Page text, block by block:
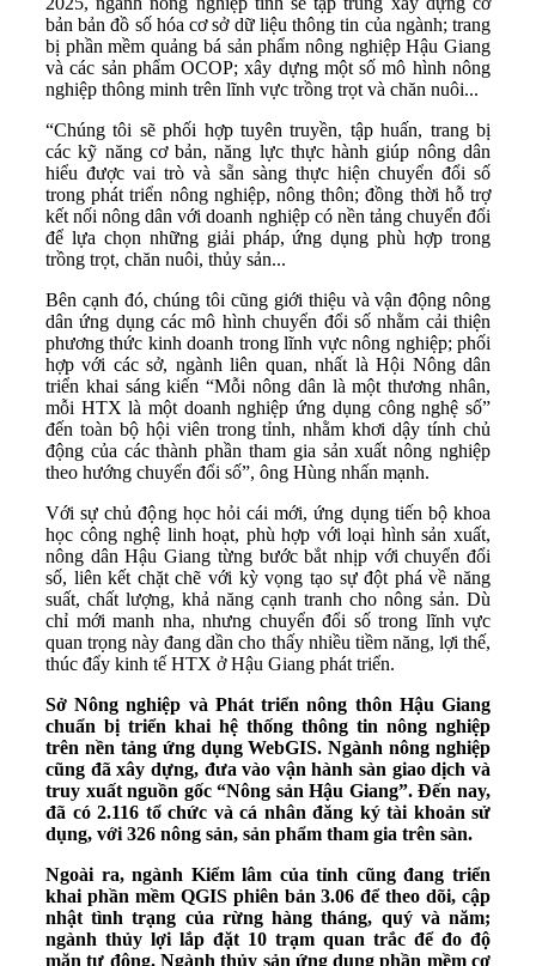
bản bản đồ số hóa cơ sở dữ liệu thông tin của ngành; trang
bị phần mềm quảng bá sản phẩm nông nghiệp Hậu Giang
và các sản phẩm OCOP; xây dựng một số mô hình nông
nghiệp thông minh trên lĩnh vực trồng trọt và chăn nuôi...
“Chúng tôi sẽ phối hợp tuyên truyền, tập huấn, trang bị
các kỹ năng cơ bản, năng lực thực hành giúp nông dân
hiểu được vai trò và sẵn sàng thực hiện chuyển đổi số
trong phát triển nông nghiệp, nông thôn; đồng thời hỗ trợ
kết nối nông dân với doanh nghiệp có nền tảng chuyển đổi
để lựa chọn những giải pháp, ứng dụng phù hợp trong
trồng trọt, chăn nuôi, thủy sản...
Bên cạnh đó, chúng tôi cũng giới thiệu và vận động nông
dân ứng dụng các mô hình chuyển đổi số nhằm cải thiện
phương thức kinh doanh trong lĩnh vực nông nghiệp; phối
hợp với các sở, ngành liên quan, nhất là Hội Nông dân
triển khai sáng kiến “Mỗi nông dân là một thương nhân,
mỗi HTX là một doanh nghiệp ứng dụng công nghệ số”
đến toàn bộ hội viên trong tỉnh, nhằm khơi dậy tính chủ
động của các thành phần tham gia sản xuất nông nghiệp
theo hướng chuyển đổi số”, ông Hùng nhấn mạnh.
Với sự chủ động học hỏi cái mới, ứng dụng tiến bộ khoa
học công nghệ linh hoạt, phù hợp với loại hình sản xuất,
nông dân Hậu Giang từng bước bắt nhịp với chuyển đổi
số, liên kết chặt chẽ với kỳ vọng tạo sự đột phá về năng
suất, chất lượng, khả năng cạnh tranh cho nông sản. Dù
chỉ mới manh nha, nhưng chuyển đổi số trong lĩnh vực
quan trọng này đang dần cho thấy nhiều tiềm năng, lợi thế,
thúc đẩy kinh tế HTX ở Hậu Giang phát triển.
Sở Nông nghiệp và Phát triển nông thôn Hậu Giang
chuẩn bị triển khai hệ thống thông tin nông nghiệp
trên nền tảng ứng dụng WebGIS. Ngành nông nghiệp
cũng đã xây dựng, đưa vào vận hành sàn giao dịch và
truy xuất nguồn gốc “Nông sản Hậu Giang”. Đến nay,
đã có 2.116 tổ chức và cá nhân đăng ký tài khoản sử
dụng, với 326 nông sản, sản phẩm tham gia trên sàn.
Ngoài ra, ngành Kiểm lâm của tỉnh cũng đang triển
khai phần mềm QGIS phiên bản 3.06 để theo dõi, cập
nhật tình trạng của rừng hàng tháng, quý và năm;
ngành thủy lợi lắp đặt 10 trạm quan trắc để đo độ
mặn tự động. Ngành thủy sản ứng dụng phần mềm cơ